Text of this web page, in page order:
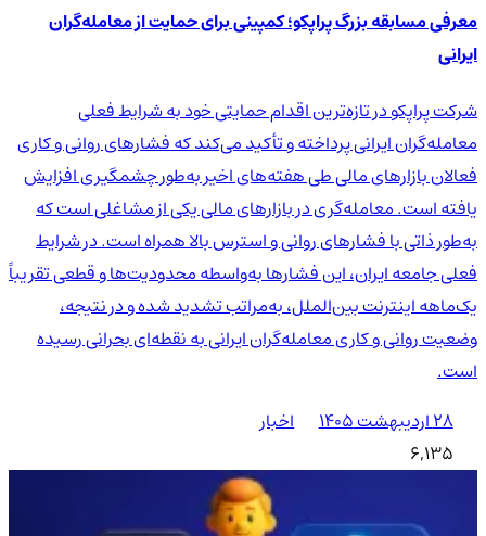
معرفی مسابقه بزرگ پراپکو؛ کمپینی برای حمایت از معامله‌گران
ایرانی
شرکت پراپکو در تازه‌ترین اقدام حمایتی خود به شرایط فعلی
معامله‌گران ایرانی پرداخته و تأکید می‌کند که فشارهای روانی و کاری
فعالان بازارهای مالی طی هفته‌های اخیر به‌طور چشمگیری افزایش
یافته است. معامله‌گری در بازارهای مالی یکی از مشاغلی است که
به‌طور ذاتی با فشارهای روانی و استرس بالا همراه است. در شرایط
فعلی جامعه ایران، این فشارها به‌واسطه محدودیت‌ها و قطعی تقریباً
یک‌ماهه اینترنت بین‌الملل، به‌مراتب تشدید شده و در نتیجه،
وضعیت روانی و کاری معامله‌گران ایرانی به نقطه‌ای بحرانی رسیده
است.
۲۸ اردیبهشت ۱۴۰۵
اخبار
6,135